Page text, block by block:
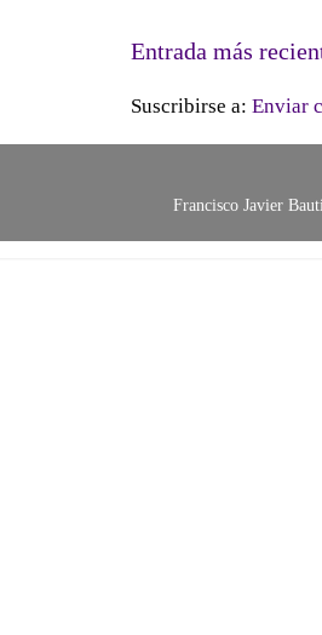
Entrada más
Suscribirse a: Enviar
Francisco Javier